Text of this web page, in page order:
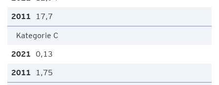
17,7
Kategorie C
0,13
1,75